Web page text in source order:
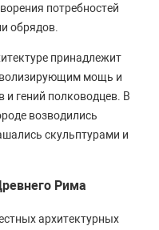
потребностей
обрядов.
принадлежит
мощь и
и гений полководцев. В
возводились
скульптурами и
Рима
архитектурных